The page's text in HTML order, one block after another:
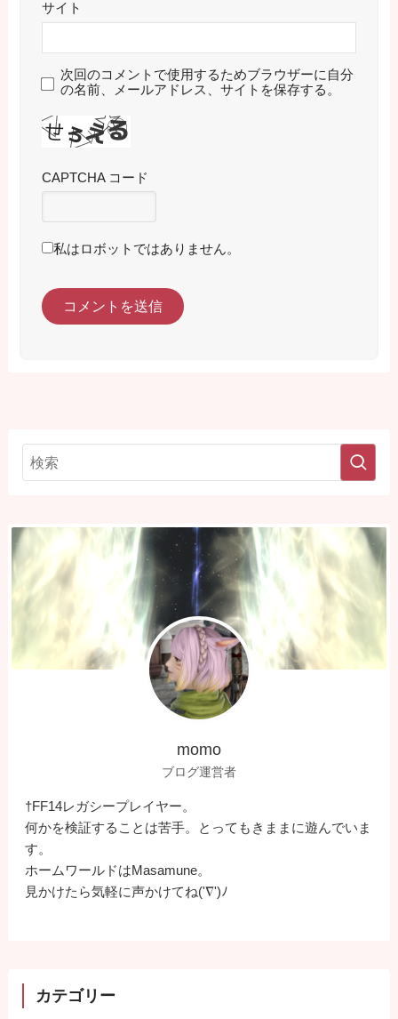
サイト
次回のコメントで使用するためブラウザーに自分
の名前、メールアドレス、サイトを保存する。
CAPTCHA コード
私はロボットではありません。
momo
ブログ運営者
†FF14レガシープレイヤー。
何かを検証することは苦手。とってもきままに遊んでいま
す。
ホームワールドはMasamune。
見かけたら気軽に声かけてね('∇')ﾉ
カテゴリー